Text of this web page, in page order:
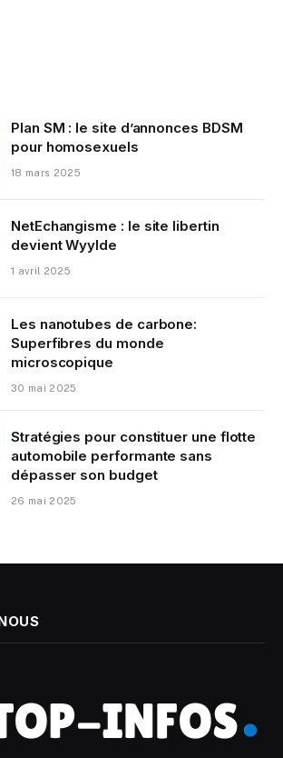
Plan SM : le site d’annonces BDSM
pour homosexuels
18 mars 2025
NetEchangisme : le site libertin
devient Wyylde
1 avril 2025
Les nanotubes de carbone:
Superfibres du monde
microscopique
30 mai 2025
Stratégies pour constituer une flotte
automobile performante sans
dépasser son budget
26 mai 2025